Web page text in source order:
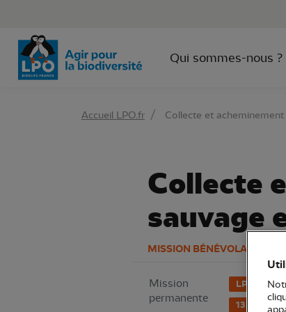
Qui sommes-nous ?
Accueil LPO.fr Collecte et
Collecte
sauvage
MISSION BÉNÉVOLAT
Mission
permanente
LPO PACA
13 -